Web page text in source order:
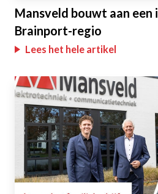
Mansveld bouwt aan een
Brainport-regio
Lees het hele artikel